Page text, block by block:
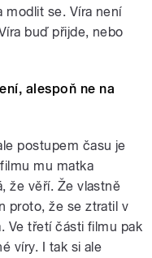
modlit se. Víra není
buď přijde, nebo
alespoň ne na
postupem času je
mu matka
že věří. Že vlastně
proto, že se ztratil v
Ve třetí části filmu pak
víry. I tak si ale